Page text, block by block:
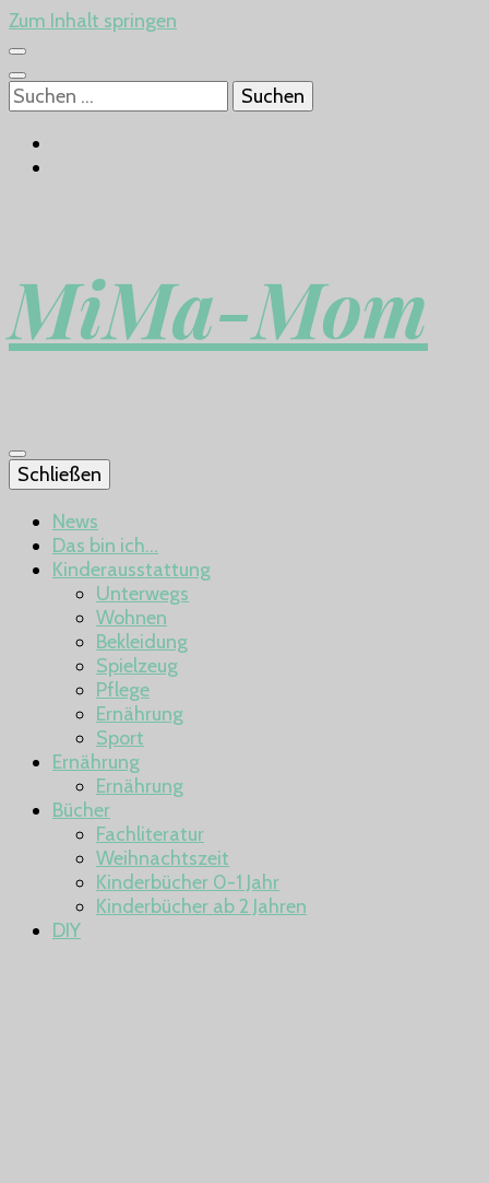
Zum Inhalt springen
Suchen
nach:
MiMa-Mom
Schließen
News
Das bin ich…
Kinderausstattung
Unterwegs
Wohnen
Bekleidung
Spielzeug
Pflege
Ernährung
Sport
Ernährung
Ernährung
Bücher
Fachliteratur
Weihnachtszeit
Kinderbücher 0-1 Jahr
Kinderbücher ab 2 Jahren
DIY